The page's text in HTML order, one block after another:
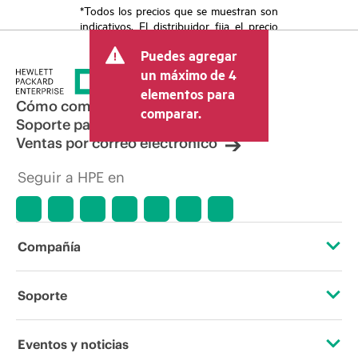
*Todos los precios que se muestran son
indicativos. El distribuidor fija el precio
otros conceptos, como los impuestos a
la venta, el IVA y el envío. El precio de la
transacción que establece el distribuidor
puede variar con respecto a otros
distribuidores y al precio indicativo
mostrado. El precio indicativo puede
incluir ofertas promocionales por tiempo
hacer ajustes de precios en cualquier
momento por motivos que incluyen, a
condiciones del mercado,
promociones de fin de la vida útil y
Puedes agregar
un máximo de 4
elementos para
comparar.
Cómo comprar
Soporte para productos
Ventas por correo electrónico
Seguir a HPE en
Compañía
Acerca de HPE
Soporte
Servicios de soporte operativo
Eventos y noticias